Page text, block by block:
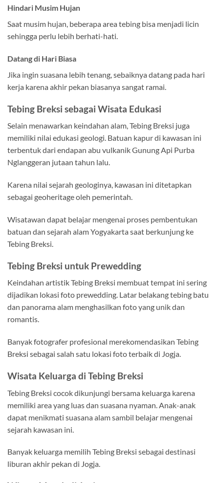
Hindari Musim Hujan
Saat musim hujan, beberapa area tebing bisa menjadi licin
sehingga perlu lebih berhati-hati.
Datang di Hari Biasa
Jika ingin suasana lebih tenang, sebaiknya datang pada hari
kerja karena akhir pekan biasanya sangat ramai.
Tebing Breksi sebagai Wisata Edukasi
Selain menawarkan keindahan alam, Tebing Breksi juga
memiliki nilai edukasi geologi. Batuan kapur di kawasan ini
terbentuk dari endapan abu vulkanik Gunung Api Purba
Nglanggeran jutaan tahun lalu.
Karena nilai sejarah geologinya, kawasan ini ditetapkan
sebagai geoheritage oleh pemerintah.
Wisatawan dapat belajar mengenai proses pembentukan
batuan dan sejarah alam Yogyakarta saat berkunjung ke
Tebing Breksi.
Tebing Breksi untuk Prewedding
Keindahan artistik Tebing Breksi membuat tempat ini sering
dijadikan lokasi foto prewedding. Latar belakang tebing batu
dan panorama alam menghasilkan foto yang unik dan
romantis.
Banyak fotografer profesional merekomendasikan Tebing
Breksi sebagai salah satu lokasi foto terbaik di Jogja.
Wisata Keluarga di Tebing Breksi
Tebing Breksi cocok dikunjungi bersama keluarga karena
memiliki area yang luas dan suasana nyaman. Anak-anak
dapat menikmati suasana alam sambil belajar mengenai
sejarah kawasan ini.
Banyak keluarga memilih Tebing Breksi sebagai destinasi
liburan akhir pekan di Jogja.